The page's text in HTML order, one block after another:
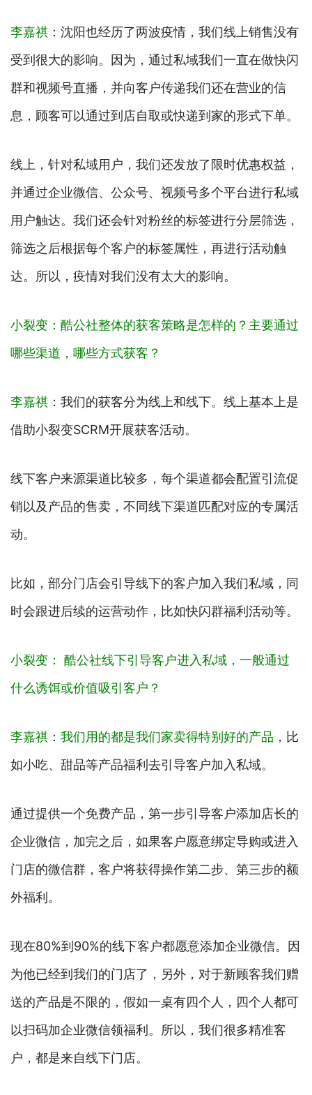
李嘉祺 ：沈阳也经历了两波疫情，我们线上销售没有
受到很大的影响。因为，通过私域我们一直在做快闪
群和视频号直播，并向客户传递我们还在营业的信
息，顾客可以通过到店自取或快递到家的形式下单。
线上，针对私域用户，我们还发放了限时优惠权益，
并通过企业微信、公众号、视频号多个平台进行私域
用户触达。我们还会针对粉丝的标签进行分层筛选，
筛选之后根据每个客户的标签属性，再进行活动触
达。所以，疫情对我们没有太大的影响。
小裂变：酷公社整体的获客策略是怎样的？主要通过
哪些渠道，哪些方式获客？
李嘉祺 ：我们的获客分为线上和线下。线上基本上是
借助小裂变SCRM开展获客活动。
线下客户来源渠道比较多，每个渠道都会配置引流促
销以及产品的售卖，不同线下渠道匹配对应的专属活
动。
比如，部分门店会引导线下的客户加入我们私域，同
时会跟进后续的运营动作，比如快闪群福利活动等。
小裂变： 酷公社线下引导客户进入私域，一般通过
什么诱饵或价值吸引客户？
李嘉祺 ： 我们用的都是我们家卖得特别好的产品 ，比
如小吃、甜品等产品福利去引导客户加入私域。
通过提供一个免费产品，第一步引导客户添加店长的
企业微信，加完之后，如果客户愿意绑定导购或进入
门店的微信群，客户将获得操作第二步、第三步的额
外福利。
现在80%到90%的线下客户都愿意添加企业微信。因
为他已经到我们的门店了，另外，对于新顾客我们赠
送的产品是不限的，假如一桌有四个人，四个人都可
以扫码加企业微信领福利。所以，我们很多精准客
户，都是来自线下门店。